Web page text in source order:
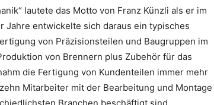
lautete das Motto von Franz Künzli als er im
Jahre entwickelte sich daraus ein typisches
von Präzisionsteilen und Baugruppen im
von Brennern plus Zubehör für das
die Fertigung von Kundenteilen immer mehr
Mitarbeiter mit der Bearbeitung und Montage